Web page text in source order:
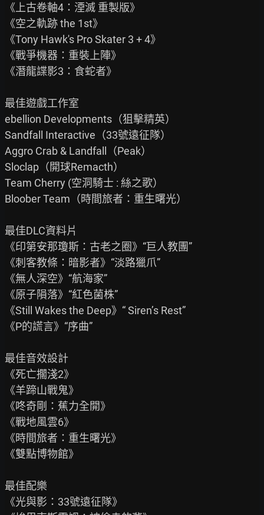
《上古卷軸4：湮滅 重製版》
《空之軌跡 the 1st》
《Tony Hawk's Pro Skater 3 + 4》
《戰爭機器：重裝上陣》
《潛龍諜影3：食蛇者》
最佳遊戲工作室
ebellion Developments（狙擊精英）
Sandfall Interactive（33號遠征隊）
Aggro Crab & Landfall（Peak）
Sloclap（開球Remacth）
Team Cherry (空洞騎士 : 絲之歌）
Bloober Team（時間旅者：重生曙光）
最佳DLC資料片
《印第安那瓊斯：古老之圈》“巨人教團”
《刺客教條：暗影者》“淡路獵爪”
《無人深空》“航海家”
《原子隕落》“紅色菌株”
《Still Wakes the Deep》“ Siren’s Rest”
《P的謊言》“序曲”
最佳音效設計
《死亡擱淺2》
《羊蹄山戰鬼》
《咚奇剛：蕉力全開》
《戰地風雲6》
《時間旅者：重生曙光》
《雙點博物館》
最佳配樂
《光與影：33號遠征隊》